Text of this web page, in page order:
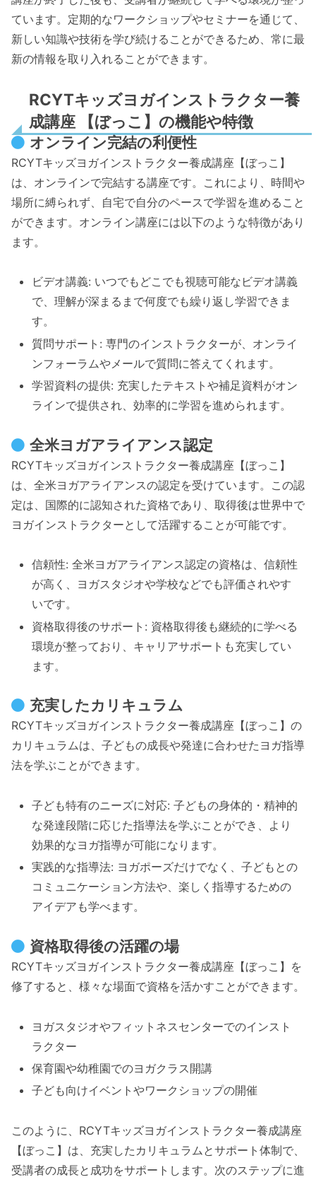
ています。定期的なワークショップやセミナーを通じて、
新しい知識や技術を学び続けることができるため、常に最
新の情報を取り入れることができます。
RCYTキッズヨガインストラクター養
成講座 【ぼっこ】の機能や特徴
オンライン完結の利便性
RCYTキッズヨガインストラクター養成講座【ぼっこ】
は、オンラインで完結する講座です。これにより、時間や
場所に縛られず、自宅で自分のペースで学習を進めること
ができます。オンライン講座には以下のような特徴があり
ます。
ビデオ講義: いつでもどこでも視聴可能なビデオ講義
で、理解が深まるまで何度でも繰り返し学習できま
す。
質問サポート: 専門のインストラクターが、オンライ
ンフォーラムやメールで質問に答えてくれます。
学習資料の提供: 充実したテキストや補足資料がオン
ラインで提供され、効率的に学習を進められます。
全米ヨガアライアンス認定
RCYTキッズヨガインストラクター養成講座【ぼっこ】
は、全米ヨガアライアンスの認定を受けています。この認
定は、国際的に認知された資格であり、取得後は世界中で
ヨガインストラクターとして活躍することが可能です。
信頼性: 全米ヨガアライアンス認定の資格は、信頼性
が高く、ヨガスタジオや学校などでも評価されやす
いです。
資格取得後のサポート: 資格取得後も継続的に学べる
環境が整っており、キャリアサポートも充実してい
ます。
充実したカリキュラム
RCYTキッズヨガインストラクター養成講座【ぼっこ】の
カリキュラムは、子どもの成長や発達に合わせたヨガ指導
法を学ぶことができます。
子ども特有のニーズに対応: 子どもの身体的・精神的
な発達段階に応じた指導法を学ぶことができ、より
効果的なヨガ指導が可能になります。
実践的な指導法: ヨガポーズだけでなく、子どもとの
コミュニケーション方法や、楽しく指導するための
アイデアも学べます。
資格取得後の活躍の場
RCYTキッズヨガインストラクター養成講座【ぼっこ】を
修了すると、様々な場面で資格を活かすことができます。
ヨガスタジオやフィットネスセンターでのインスト
ラクター
保育園や幼稚園でのヨガクラス開講
子ども向けイベントやワークショップの開催
このように、RCYTキッズヨガインストラクター養成講座
【ぼっこ】は、充実したカリキュラムとサポート体制で、
受講者の成長と成功をサポートします。次のステップに進